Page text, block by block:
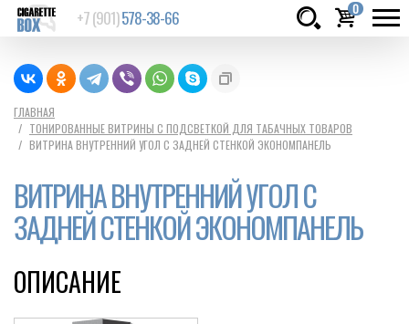
+7 (901)578-38-66 0
руб.
ГЛАВНАЯ
ТОНИРОВАННЫЕ ВИТРИНЫ С ПОДСВЕТКОЙ ДЛЯ ТАБАЧНЫХ ТОВАРОВ
ВИТРИНА ВНУТРЕННИЙ УГОЛ С ЗАДНЕЙ СТЕНКОЙ ЭКОНОМПАНЕЛЬ
ВИТРИНА ВНУТРЕННИЙ УГОЛ С
ЗАДНЕЙ СТЕНКОЙ ЭКОНОМПАНЕЛЬ
ОПИСАНИЕ